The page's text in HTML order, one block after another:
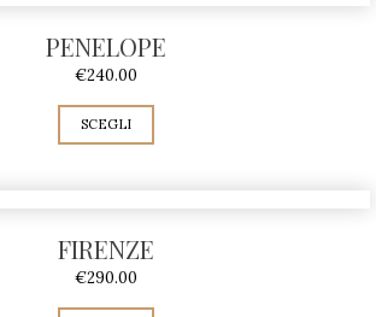
PENELOPE
€240.00
SCEGLI
FIRENZE
€290.00